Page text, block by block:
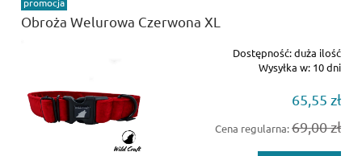
Obroża Welurowa Czerwona XL
Dostępność:duża ilość
Wysyłka w: 10 dni
65,55 zł
Cena regularna:69,00 zł
promocja